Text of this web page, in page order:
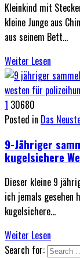
Kleinkind mit
kleine Junge aus
aus seinem Bett…
Weiter Lesen
1 30680
Posted in Das
9-Jähriger
kugelsichere
Dieser kleine 9
ich jemals gesehen
kugelsichere…
Weiter Lesen
Search for: